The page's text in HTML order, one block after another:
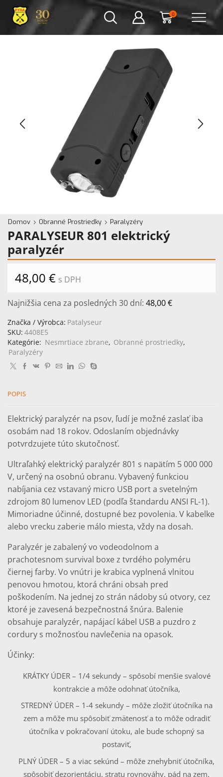
0
Domov Obranné Prostriedky Paralyzéry
PARALYSEUR 801 elektrický
paralyzér
48,00 € s DPH
Najnižšia cena za posledných 30 dní: 48,00€
Značka / Výrobca: Patalyseur
SKU: 4408E5
Kategórie: Nesmrtiace zbrane, Obranné prostriedky,
Paralyzéry
POPIS
Elektrický paralyzér na psov, ľudí je možné zaslať iba
osobám nad 18 rokov. Odoslaním objednávky
potvrdzujete túto skutočnosť.
Ultraľahký elektrický paralyzér 801 s napätím 5 000 000
V, určený na osobnú obranu. Vybavený funkciou
nabíjania cez vstavaný micro USB port a svetelným
zdrojom 80 lumenov LED (podľa štandardu ANSI FL-1).
Mimoriadne účinné, dostupné bez povolenia. V kabelke
alebo vrecku zaberie málo miesta, vždy na dosah.
Paralyzér je zabalený vo vodeodolnom a
prachotesnom survival boxe z tvrdého polyméru
čiernej farby. Vo vnútri je krabica vyplnená vlnitou
penovou hmotou, ktorá chráni obsah pred
poškodením. Na jednej zo strán nádoby sú otvory, cez
ktoré je zavesená bezpečnostná šnúra. Balenie
obsahuje paralyzér, napájací kábel USB a puzdro z
cordury s možnosťou navlečenia na opasok.
Účinky:
KRÁTKY ÚDER – 1/4 sekundy – spôsobí menšie svalové
kontrakcie a môže odohnať útočníka,
STREDNÝ ÚDER – 1-4 sekundy – môže zložiť útočníka na
zem a môže mu spôsobiť zmätenosť a to môže odradiť
útočníka v pokračovaní útoku, ale bude schopný sa
postaviť,
PLNÝ ÚDER – 5 a viac sekúnd – môže znehybniť útočníka,
spôsobiť dezorientáciu, stratu rovnováhy, pád na zem,